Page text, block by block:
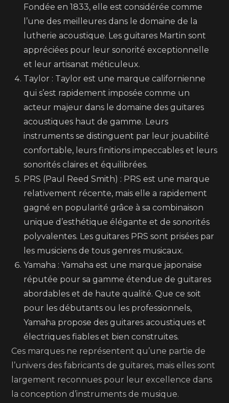
Fondée en 1833, elle est considérée comme
l’une des meilleures dans le domaine de la
lutherie acoustique. Les guitares Martin sont
appréciées pour leur sonorité exceptionnelle
et leur artisanat méticuleux.
Taylor : Taylor est une marque californienne
qui s’est rapidement imposée comme un
acteur majeur dans le domaine des guitares
acoustiques haut de gamme. Leurs
instruments se distinguent par leur jouabilité
confortable, leurs finitions impeccables et leurs
sonorités claires et équilibrées.
PRS (Paul Reed Smith) : PRS est une marque
relativement récente, mais elle a rapidement
gagné en popularité grâce à sa combinaison
unique d’esthétique élégante et de sonorités
polyvalentes. Les guitares PRS sont prisées par
les musiciens de tous genres musicaux.
Yamaha : Yamaha est une marque japonaise
réputée pour sa gamme étendue de guitares
abordables et de haute qualité. Que ce soit
pour les débutants ou les professionnels,
Yamaha propose des guitares acoustiques et
électriques fiables et bien construites.
Ces marques ne représentent qu’une partie de
l’univers des fabricants de guitares, mais elles sont
largement reconnues pour leur excellence dans
la conception d’instruments de musique.